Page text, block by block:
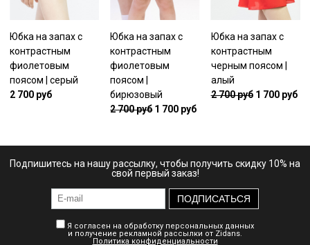
Юбка на запах с
контрастным
фиолетовым
поясом | серый
2 700 руб
Юбка на запах с
контрастным
фиолетовым
поясом |
бирюзовый
2 700 руб1 700 руб
Юбка на запах с
контрастным
черным поясом |
алый
2 700 руб1 700 руб
Подпишитесь на нашу рассылку, чтобы получить скидку 10% на
свой первый заказ!
ПОДПИСАТЬСЯ
Я согласен на обработку персональных данных
и получение рекламной рассылки от Zidans.
Политика конфиденциальности